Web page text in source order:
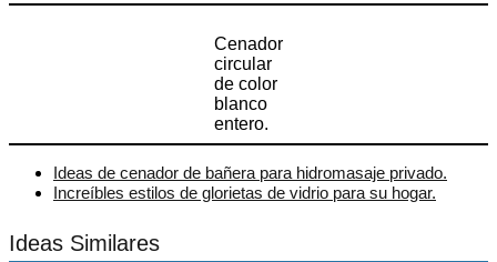
Cenador
circular
de color
blanco
entero.
Ideas de cenador de bañera para hidromasaje privado.
Increíbles estilos de glorietas de vidrio para su hogar.
Ideas Similares